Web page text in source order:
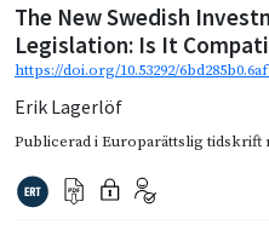
The New Swedish
Legislation: Is It
https://doi.org/10.53292/
Erik Lagerlöf
Publicerad iEuroparättslig tidskrift